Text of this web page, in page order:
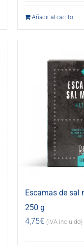
Añadir al carrito
Escamas de sal
250 g
4,75€ (IVA incluido)